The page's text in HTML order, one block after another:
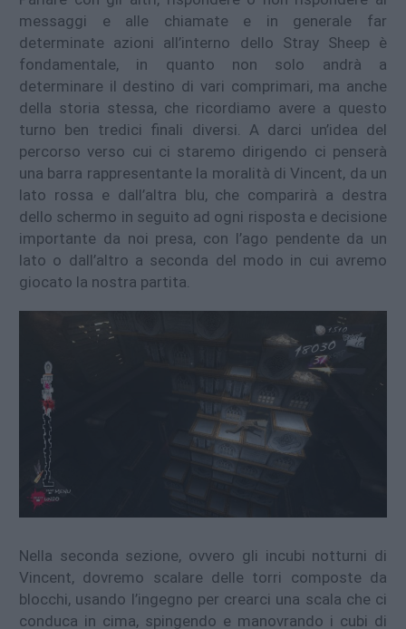
messaggi e alle chiamate e in generale far
determinate azioni all’interno dello Stray Sheep è
fondamentale, in quanto non solo andrà a
determinare il destino di vari comprimari, ma anche
della storia stessa, che ricordiamo avere a questo
turno ben tredici finali diversi. A darci un’idea del
percorso verso cui ci staremo dirigendo ci penserà
una barra rappresentante la moralità di Vincent, da un
lato rossa e dall’altra blu, che comparirà a destra
dello schermo in seguito ad ogni risposta e decisione
importante da noi presa, con l’ago pendente da un
lato o dall’altro a seconda del modo in cui avremo
giocato la nostra partita.
Nella seconda sezione, ovvero gli incubi notturni di
Vincent, dovremo scalare delle torri composte da
blocchi, usando l’ingegno per crearci una scala che ci
conduca in cima, spingendo e manovrando i cubi di